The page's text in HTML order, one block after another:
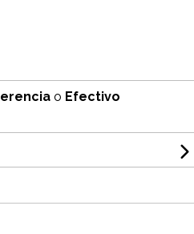
o Efectivo